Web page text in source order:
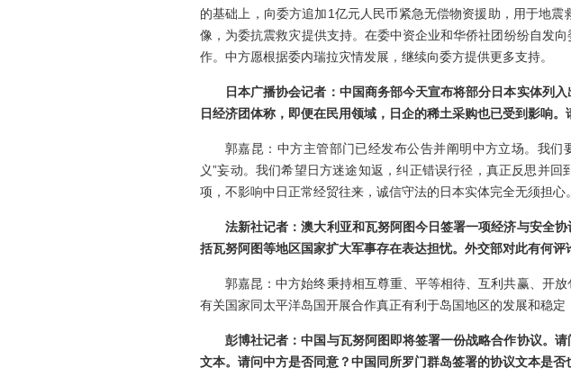
的基础上，向委方追加1亿元人民币紧急无偿物资援助，用于地
像，为委抗震救灾提供支持。在委中资企业和华侨社团纷纷自发
作。中方愿根据委内瑞拉灾情发展，继续向委方提供更多支持。
日本广播协会记者：中国商务部今天宣布将部分日本实体列
日经济团体称，即便在民用领域，日企的稀土采购也已受到影响
郭嘉昆：中方主管部门已经发布公告并阐明中方立场。我
义”妄动。我们希望日方迷途知返，纠正错误行径，真正反思并
项，不影响中日正常经贸往来，诚信守法的日本实体完全无须担心。
法新社记者：澳大利亚和瓦努阿图今日签署一项经济与安全
括瓦努阿图等地区国家扩大军事存在表达担忧。外交部对此有何评
郭嘉昆：中方始终秉持相互尊重、平等相待、互利共赢、开
有关国家同太平洋岛国开展合作真正有利于岛国地区的发展和稳定
彭博社记者：中国与瓦努阿图即将签署一份战略合作协议。
文本。请问中方是否同意？中国同所罗门群岛签署的协议文本是否